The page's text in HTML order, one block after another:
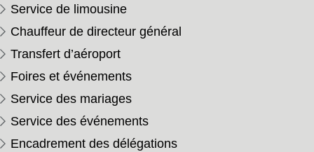
Service de limousine
Chauffeur de directeur général
Transfert d’aéroport
Foires et événements
Service des mariages
Service des événements
Encadrement des délégations